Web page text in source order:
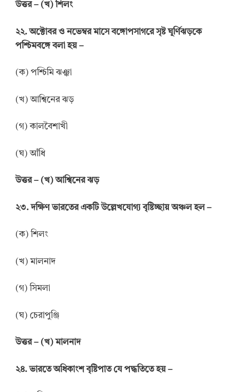
উত্তর– (খ) শিলং
২২. অক্টোবর ও নভেম্বর মাসে বঙ্গোপসাগরে সৃষ্ট ঘূর্ণিঝড়কে
পশ্চিমবঙ্গে বলা হয় –
(ক) পশ্চিমি ঝঞ্ঝা
(খ) আশ্বিনের ঝড়
(গ) কালবৈশাখী
(ঘ) আঁধি
উত্তর– (খ) আশ্বিনের ঝড়
২৩. দক্ষিণ ভারতের একটি উল্লেখযোগ্য বৃষ্টিচ্ছায় অঞ্চল হল –
(ক) শিলং
(খ) মালনাদ
(গ) সিমলা
(ঘ) চেরাপুঞ্জি
উত্তর– (খ) মালনাদ
২৪. ভারতে অধিকাংশ বৃষ্টিপাত যে পদ্ধতিতে হয় –